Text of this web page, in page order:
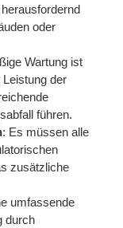
oder
Wartung ist
der
führen.
: Es müssen alle
zusätzliche
umfassende
durch